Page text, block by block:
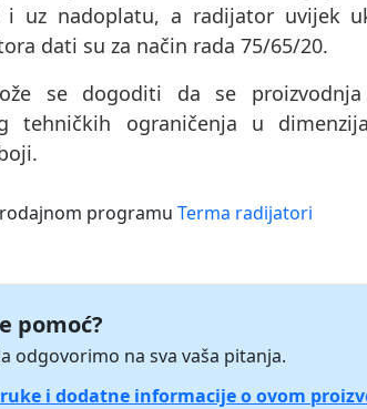
uz nadoplatu, a radijator uvijek
dati su za način rada 75/65/20.
se dogoditi da se
tehničkih ograničenja u
programu Terma radijatori
pomoć?
odgovorimo na sva vaša pitanja.
i dodatne informacije o ovom